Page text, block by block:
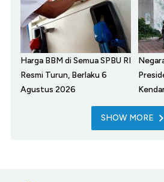
Harga BBM di Semua SPBU RI
Resmi Turun, Berlaku 6
Agustus 2026
SHOW MORE